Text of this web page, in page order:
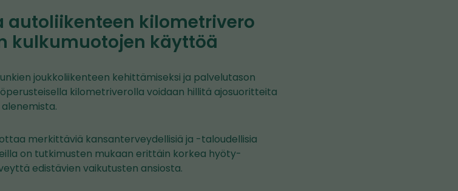
kilometrivero
kulkumuotojen käyttöä
joukkoliikenteen kehittämiseksi ja palvelutason
kilometriverolla voidaan hillitä ajosuoritteita
merkittäviä kansanterveydellisiä ja -taloudellisia
on tutkimusten mukaan erittäin korkea hyöty-
edistävien vaikutusten ansiosta.